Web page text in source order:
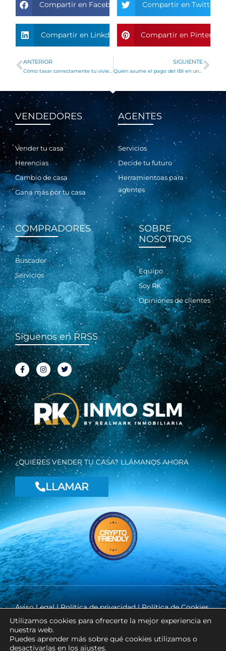
Compartir en Facebook Compartir en Twitter
Compartir en Linkdin Compartir en Pinterest
Ant
ANTERIOR SIGUIENTE
Quién asume el pago del IBI en un alquiler y por qué
VENDEDORES
Vender tu casa
Herencias
Cambio de casa
Gana más por tu casa
AGENTES
Servicios
Decide tu futuro
Herramientoas para
agentes
COMPRADORES
Buscador
Servicios
SOBRE
NOSOTROS
Equipo
Soy RK
Opiniones de clientes
Síguenos en RRSS
F
a
c
e
b
o
o
k
-
I
n
s
t
a
g
r
a
m
T
w
i
t
t
r
¿QUIERES VENDER TU CASA? LLÁMANOS AHORA
LLAMAR
Aviso Legal|Política de privacidad|Política de Cookies
Copyright ©RK INMOSLM
Utilizamos cookies para ofrecerte la mejor experiencia en
nuestra web.
Puedes aprender más sobre qué cookies utilizamos o
desactivarlas en los ajustes.